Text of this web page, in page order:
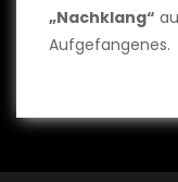
„Nachklang“
Aufgefangenes.